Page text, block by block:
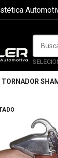
TORNADOR